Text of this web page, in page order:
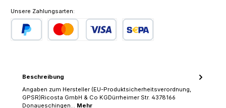
Unsere Zahlungsarten:
Beschreibung
Angaben zum Hersteller (EU-Produktsicherheitsverordnung,
GPSR)Ricosta GmbH & Co KGDürrheimer Str. 4378166
Donaueschingen… Mehr